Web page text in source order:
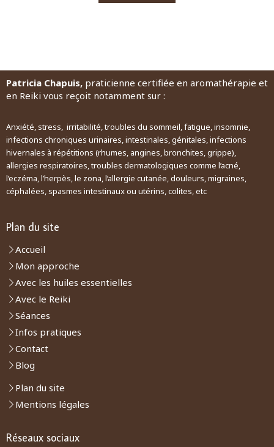
Patricia Chapuis, praticienne certifiée en aromathérapie et
en Reiki vous reçoit notamment sur :
Anxiété, stress, irritabilité, troubles du sommeil, fatigue, insomnie,
infections chroniques urinaires, intestinales, génitales, infections
hivernales à répétitions (rhumes, angines, bronchites, grippe),
allergies respiratoires, troubles dermatologiques comme l’acné,
l’eczéma, l’herpès, le zona, l’allergie cutanée, douleurs, migraines,
céphalées, spasmes intestinaux ou utérins, colites, etc
Plan du site
Accueil
Mon approche
Avec les huiles essentielles
Avec le Reiki
Séances
Infos pratiques
Contact
Blog
Plan du site
Mentions légales
Réseaux sociaux